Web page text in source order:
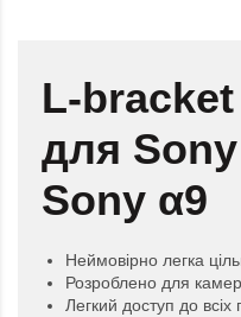
L-
для Sony
Sony α9
Неймовірно легка
Розроблено для
Легкий доступ до всіх